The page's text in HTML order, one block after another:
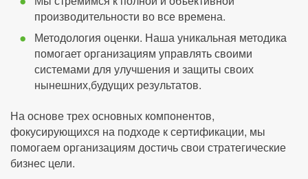
производительности во все времена.
Методология оценки. Наша уникальная методика
помогает организациям управлять своими
системами для улучшения и защиты своих
нынешних,будущих результатов.
На основе трех основных компонентов,
фокусирующихся на подходе к сертификации, мы
помогаем организациям достичь свои стратегические
бизнес цели.